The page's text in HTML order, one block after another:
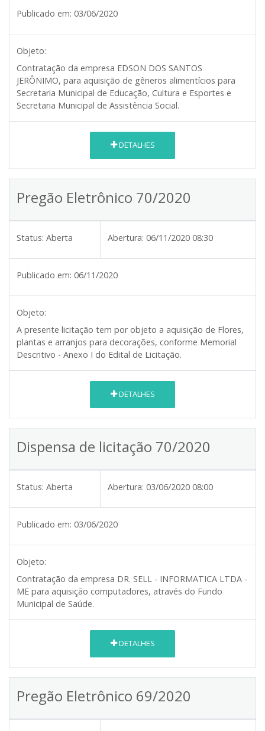
Publicado em: 03/06/2020
Objeto:
Contratação da empresa EDSON DOS SANTOS
JERÔNIMO, para aquisição de gêneros alimentícios para
Secretaria Municipal de Educação, Cultura e Esportes e
Secretaria Municipal de Assistência Social.
DETALHES
Pregão Eletrônico 70/2020
Status: Aberta Abertura: 06/11/2020 08:30
Publicado em: 06/11/2020
Objeto:
A presente licitação tem por objeto a aquisição de Flores,
plantas e arranjos para decorações, conforme Memorial
Descritivo - Anexo I do Edital de Licitação.
DETALHES
Dispensa de licitação 70/2020
Status: Aberta Abertura: 03/06/2020 08:00
Publicado em: 03/06/2020
Objeto:
Contratação da empresa DR. SELL - INFORMATICA LTDA -
ME para aquisição computadores, através do Fundo
Municipal de Saúde.
DETALHES
Pregão Eletrônico 69/2020